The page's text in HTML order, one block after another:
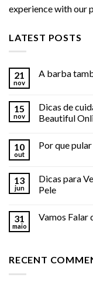
experience with our
LATEST POSTS
21
nov
A barba
15
nov
Dicas de
Beautiful
10
out
Por que
13
jun
Dicas para
Pele
31
maio
Vamos Falar
RECENT